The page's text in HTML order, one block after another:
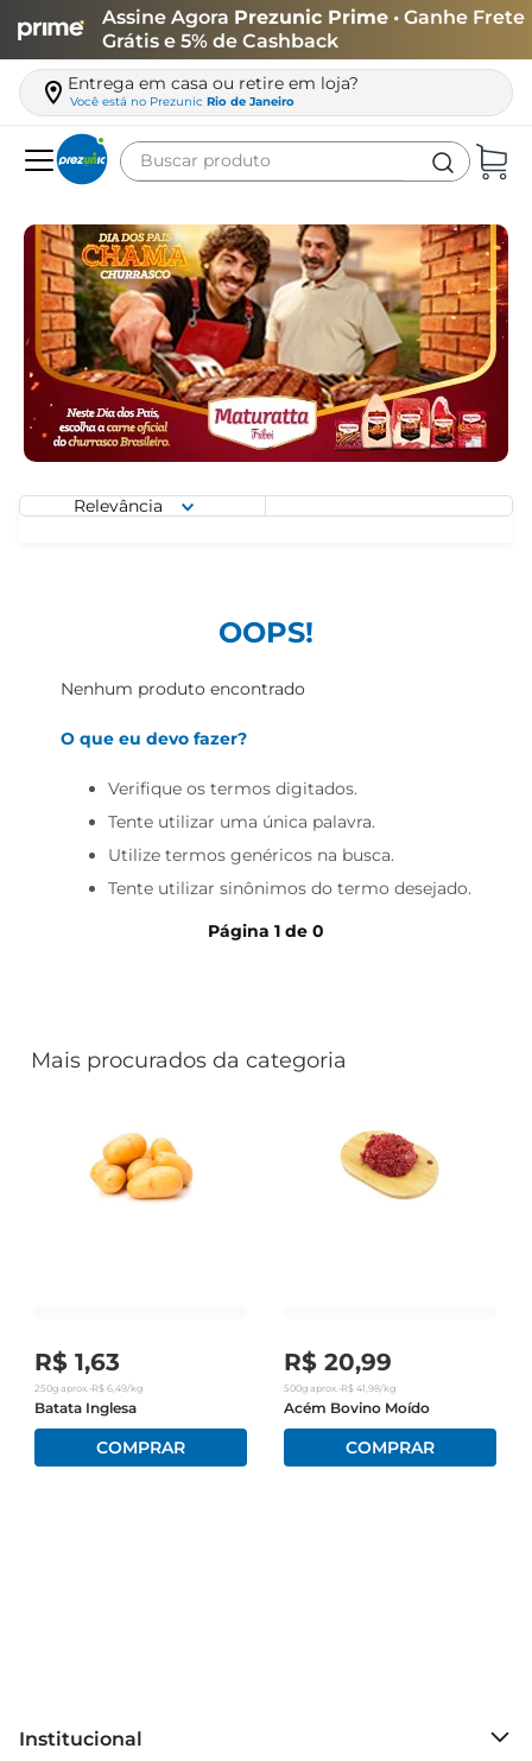
Assine Agora Prezunic Prime • Ganhe Frete
Grátis e 5% de Cashback
Entrega em casa ou retire em loja?
Você está no Prezunic Rio de Janeiro
Buscar produto
Relevância
OOPS!
Nenhum produto encontrado
O que eu devo fazer?
Verifique os termos digitados.
Tente utilizar uma única palavra.
Utilize termos genéricos na busca.
Tente utilizar sinônimos do termo desejado.
Página 1de 0
Mais procurados da categoria
R$ 1,63
250g aprox. •R$ 6,49/kg
Batata Inglesa
R$ 20,99
500gaprox. •R$ 41,98/kg
Acém Bovino Moído
Institucional
carne
leite
café
queijo
azeite
biscoito
arroz